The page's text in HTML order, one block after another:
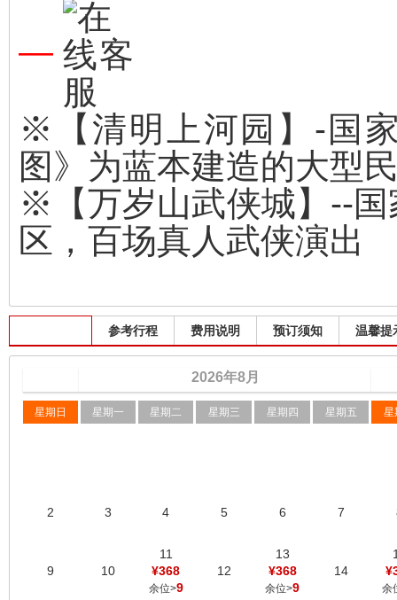
—
※【清明上河园】-国
图》为蓝本建造的大型
※【万岁山武侠城】--
区，百场真人武侠演出
参考行程 费用说明 预订须知 温馨提
2026年8月
星期日 星期一 星期二 星期三 星期四 星期五 星
2 3 4 5 6 7
9 10
11
¥368
余位>9
12
13
¥368
余位>9
14
余